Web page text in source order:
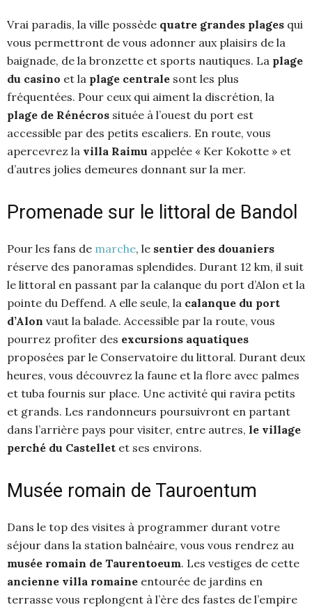
Vrai paradis, la ville possède quatre grandes plages qui
vous permettront de vous adonner aux plaisirs de la
baignade, de la bronzette et sports nautiques. La plage
du casino et la plage centrale sont les plus
fréquentées. Pour ceux qui aiment la discrétion, la
plage de Rénécros située à l’ouest du port est
accessible par des petits escaliers. En route, vous
apercevrez la villa Raimu appelée « Ker Kokotte » et
d’autres jolies demeures donnant sur la mer.
Promenade sur le littoral de Bandol
Pour les fans de marche, le sentier des douaniers
réserve des panoramas splendides. Durant 12 km, il suit
le littoral en passant par la calanque du port d’Alon et la
pointe du Deffend. A elle seule, la calanque du port
d’Alon vaut la balade. Accessible par la route, vous
pourrez profiter des excursions aquatiques
proposées par le Conservatoire du littoral. Durant deux
heures, vous découvrez la faune et la flore avec palmes
et tuba fournis sur place. Une activité qui ravira petits
et grands. Les randonneurs poursuivront en partant
dans l’arrière pays pour visiter, entre autres, le village
perché du Castellet et ses environs.
Musée romain de Tauroentum
Dans le top des visites à programmer durant votre
séjour dans la station balnéaire, vous vous rendrez au
musée romain de Taurentoeum. Les vestiges de cette
ancienne villa romaine entourée de jardins en
terrasse vous replongent à l’ère des fastes de l’empire